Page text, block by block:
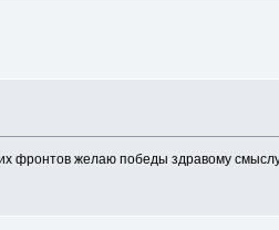
фронтов желаю победы здравому